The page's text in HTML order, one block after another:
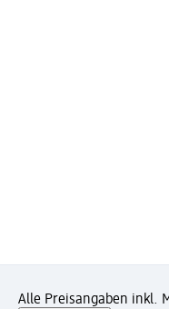
Alle Preisangaben inkl.